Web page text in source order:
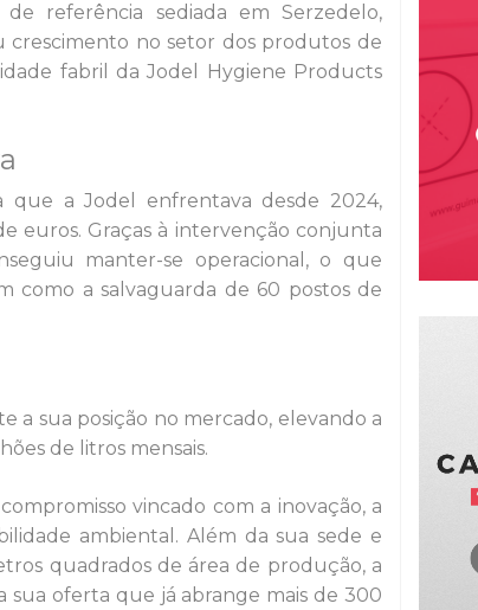
referência sediada em Serzedelo,
crescimento no setor dos produtos de
fabril da Jodel Hygiene Products
que a Jodel enfrentava desde 2024,
euros. Graças à intervenção conjunta
manter-se operacional, o que
como a salvaguarda de 60 postos de
a sua posição no mercado, elevando a
de litros mensais.
vincado com a inovação, a
ambiental. Além da sua sede e
quadrados de área de produção, a
sua oferta que já abrange mais de 300